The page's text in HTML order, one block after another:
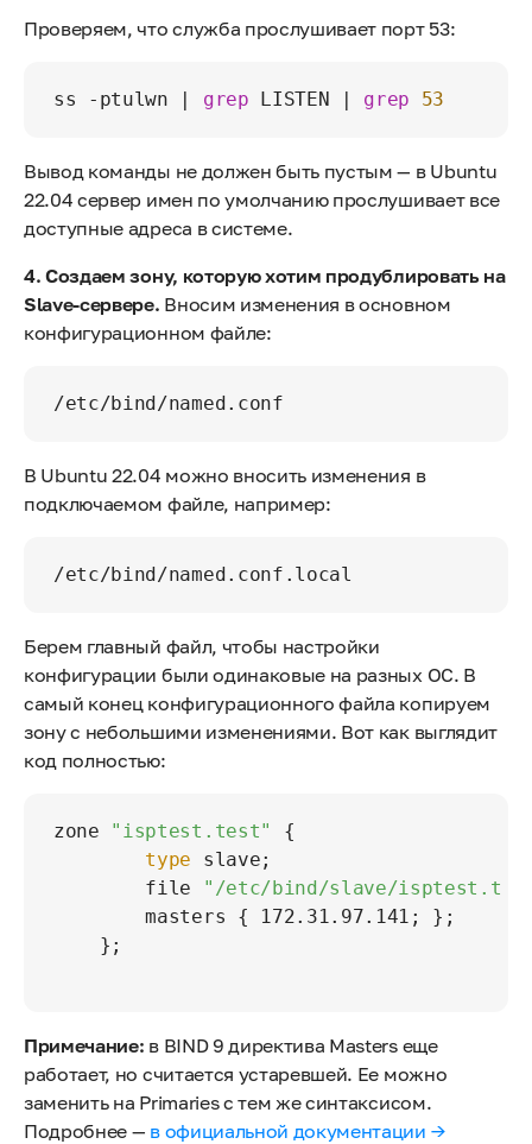
Проверяем, что служба прослушивает порт 53:
ss -ptulwn | grep LISTEN | grep 53
Вывод команды не должен быть пустым — в Ubuntu
22.04 сервер имен по умолчанию прослушивает все
доступные адреса в системе.
4. Создаем зону, которую хотим продублировать на
Slave-сервере. Вносим изменения в основном
конфигурационном файле:
В Ubuntu 22.04 можно вносить изменения в
подключаемом файле, например:
Берем главный файл, чтобы настройки
конфигурации были одинаковые на разных ОС. В
самый конец конфигурационного файла копируем
зону с небольшими изменениями. Вот как выглядит
код полностью:
zone "isptest.test"
{
type slave;
        file
"/etc/bind/slave/
        masters { 172.31.97.141; };
    };
Примечание: в BIND 9 директива Masters еще
работает, но считается устаревшей. Ее можно
заменить на Primaries с тем же синтаксисом.
Подробнее — в официальной документации →